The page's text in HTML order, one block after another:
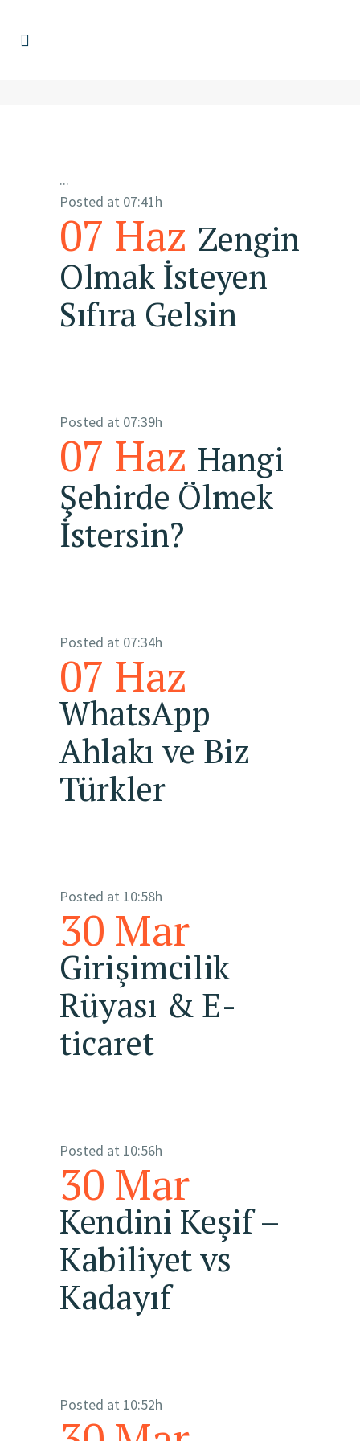
07 Haz Zengin
Olmak İsteyen
Sıfıra Gelsin
Posted at 07:41h
...
07 Haz Hangi
Şehirde Ölmek
İstersin?
Posted at 07:39h
07 Haz
WhatsApp
Ahlakı ve Biz
Türkler
Posted at 07:34h
30 Mar
Girişimcilik
Rüyası & E-
ticaret
Posted at 10:58h
30 Mar
Kendini Keşif –
Kabiliyet vs
Kadayıf
Posted at 10:56h
Posted at 10:52h